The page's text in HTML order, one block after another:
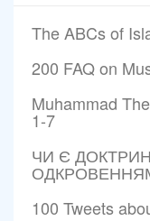
The ABCs of
200 FAQ on
Muhammad
1-7
ЧИ Є
100 Tweets